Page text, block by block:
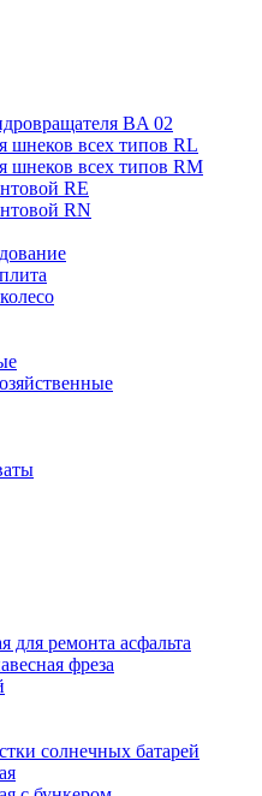
BA 02
шнеков всех типов RL
шнеков всех типов RM
RE
RN
для ремонта асфальта
фреза
солнечных батарей